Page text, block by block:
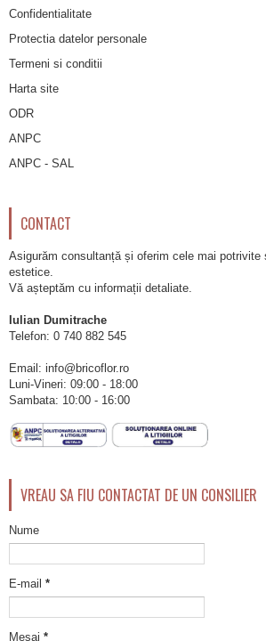
Confidentialitate
Protectia datelor personale
Termeni si conditii
Harta site
ODR
ANPC
ANPC - SAL
CONTACT
Asigurăm consultanță și oferim cele mai potrivite
estetice.
Vă așteptăm cu informații detaliate.
Iulian Dumitrache
Telefon: 0 740 882 545
Email: info@bricoflor.ro
Luni-Vineri: 09:00 - 18:00
Sambata: 10:00 - 16:00
VREAU SA FIU CONTACTAT DE UN CONSILIER
Nume
E-mail *
Mesaj *